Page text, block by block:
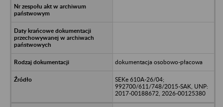
dokumentacja osobowo-płacowa
SEKe 610A-26/04;
992700/611/748/2015-SAK, UNP:
2017-00188672, 2026-00125380